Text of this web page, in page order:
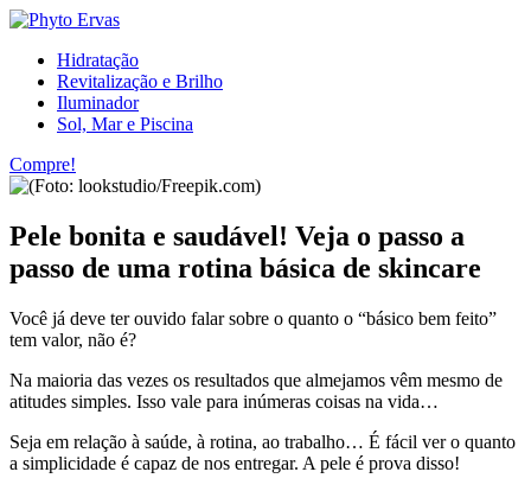
Hidratação
Revitalização e Brilho
Iluminador
Sol, Mar e Piscina
Compre!
Pele bonita e saudável! Veja o passo a
passo de uma rotina básica de skincare
Você já deve ter ouvido falar sobre o quanto o “básico bem feito”
tem valor, não é?
Na maioria das vezes os resultados que almejamos vêm mesmo de
atitudes simples. Isso vale para inúmeras coisas na vida…
Seja em relação à saúde, à rotina, ao trabalho… É fácil ver o quanto
a simplicidade é capaz de nos entregar. A pele é prova disso!